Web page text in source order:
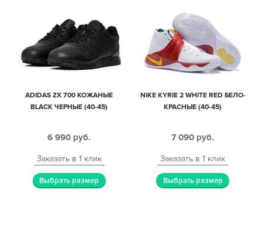
ADIDAS ZX 700 КОЖАНЫЕ
BLACK ЧЕРНЫЕ (40-45)
6 990 руб.
Заказать в 1 клик
Выбрать размер
NIKE KYRIE 2 WHITE RED БЕЛО-
КРАСНЫЕ (40-45)
7 090 руб.
Заказать в 1 клик
Выбрать размер